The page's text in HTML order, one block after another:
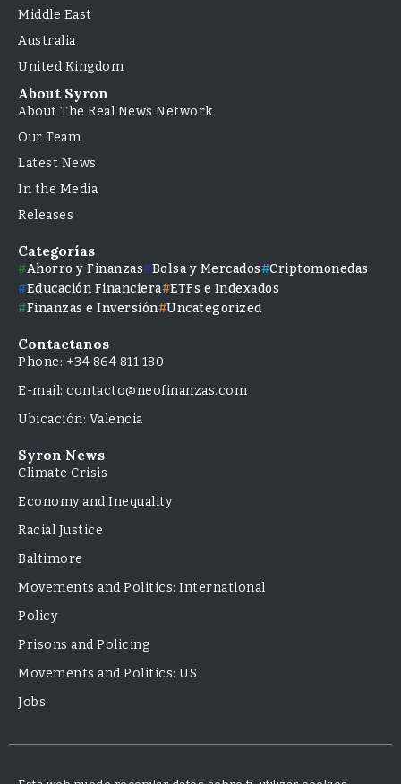
Middle East
Australia
United Kingdom
About Syron
About The Real News Network
Our Team
Latest News
In the Media
Releases
Categorías
Ahorro y Finanzas Bolsa y Mercados
Criptomonedas
Educación Financiera ETFs e Indexados
Finanzas e Inversión Uncategorized
Contactanos
Phone: +34 864 811 180
E-mail: contacto@neofinanzas.com
Ubicación: Valencia
Syron News
Climate Crisis
Economy and Inequality
Racial Justice
Baltimore
Movements and Politics: International
Policy
Prisons and Policing
Movements and Politics: US
Jobs